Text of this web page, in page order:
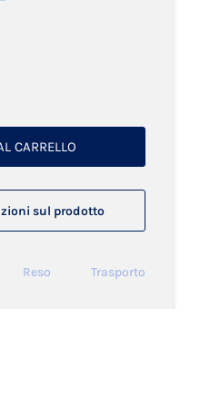
CARRELLO
sul prodotto
Reso Trasporto